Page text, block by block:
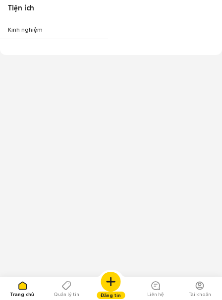
Trang chủ Quản lý tin Đăng tin Liên hệ Tài khoản
Tiện ích
Kinh nghiệm